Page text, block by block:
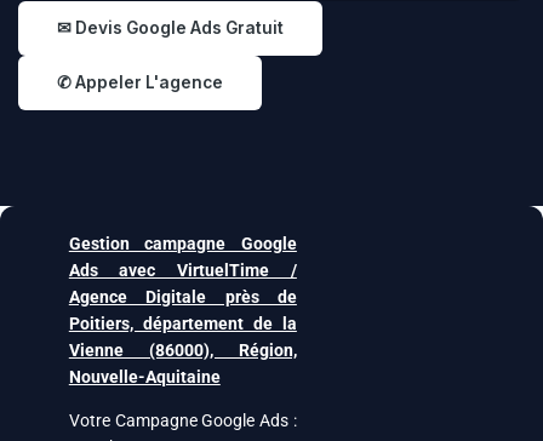
✉ Devis Google Ads Gratuit
✆ Appeler L'agence
Gestion campagne Google
Ads avec VirtuelTime /
Agence Digitale près de
Poitiers, département de la
Vienne (86000), Région,
Nouvelle-Aquitaine
Votre Campagne Google Ads :